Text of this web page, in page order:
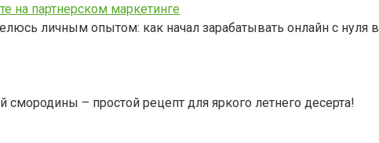
на партнерском маркетинге
личным опытом: как начал зарабатывать онлайн с нуля в
смородины – простой рецепт для яркого летнего десерта!